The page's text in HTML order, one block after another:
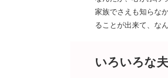
家族でさえも知らな
ることが出来て、な
いろいろな